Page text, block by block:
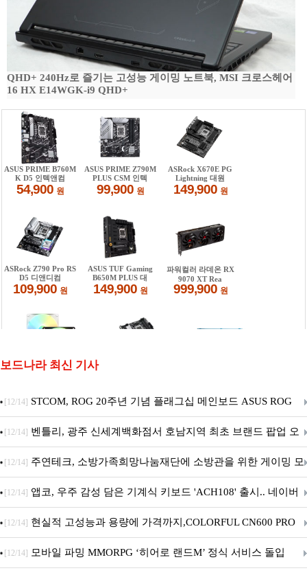
QHD+ 240Hz로 즐기는 고성능 게이밍 노트북, MSI 크로스헤어
16 HX E14WGK-i9 QHD+
보드나라 최신 기사
[12/14] STCOM, ROG 20주년 기념 플래그십 메인보드 ASUS ROG
Crosshair X870E EDITION 20 국내 출시 예정
[12/14] 벤틀리, 광주 신세계백화점서 호남지역 최초 브랜드 팝업 오
픈
[12/14] 주연테크, 소방가족희망나눔재단에 소방관을 위한 게이밍 모
니터·스마트 펫 침대 기부
[12/14] 앱코, 우주 감성 담은 기계식 키보드 'ACH108' 출시.. 네이버
브랜드데이 기획전 진행
[12/14] 현실적 고성능과 용량에 가격까지,COLORFUL CN600 PRO
M.2 NVMe 디앤디컴 1TB
[12/14] 모바일 파밍 MMORPG ‘히어로 랜드M’ 정식 서비스 돌입